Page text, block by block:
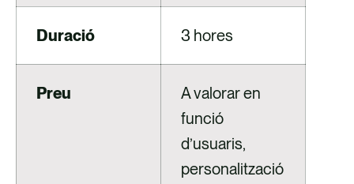
Duració 3 hores
Preu
A valorar en
funció
d’usuaris,
personalització